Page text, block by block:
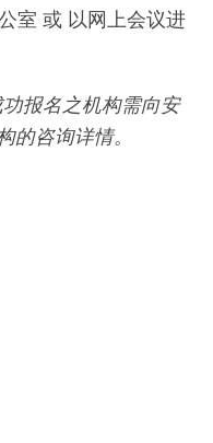
室 或 以网上会议进
报名之机构需向安
的咨询详情。